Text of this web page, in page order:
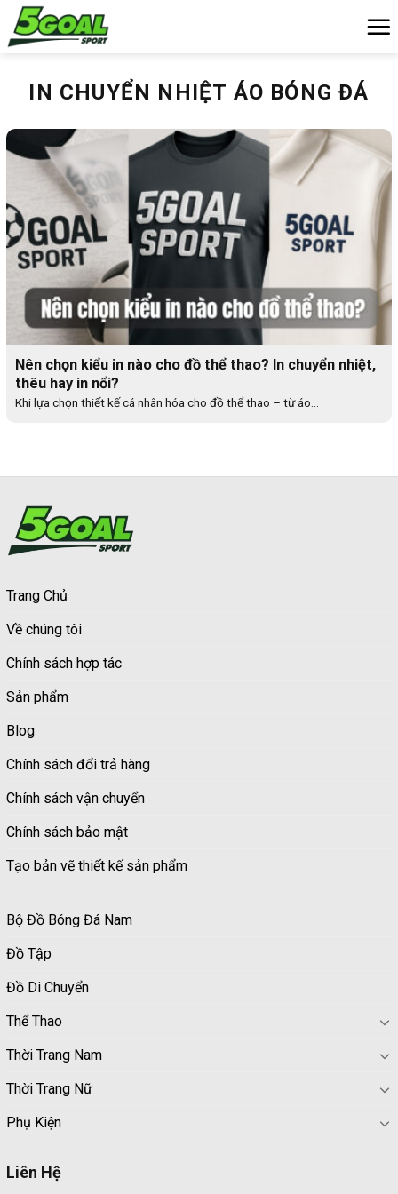
Chuyển
đến
IN CHUYỂN NHIỆT ÁO BÓNG ĐÁ
Nên chọn kiểu in nào cho đồ thể thao? In chuyển nhiệt,
thêu hay in nổi?
Khi lựa chọn thiết kế cá nhân hóa cho đồ thể thao – từ áo...
Trang Chủ
Về chúng tôi
Chính sách hợp tác
Sản phẩm
Blog
Chính sách đổi trả hàng
Chính sách vận chuyển
Chính sách bảo mật
Tạo bản vẽ thiết kế sản phẩm
Bộ Đồ Bóng Đá Nam
Đồ Tập
Đồ Di Chuyển
Thể Thao
Thời Trang Nam
Thời Trang Nữ
Phụ Kiện
Liên Hệ